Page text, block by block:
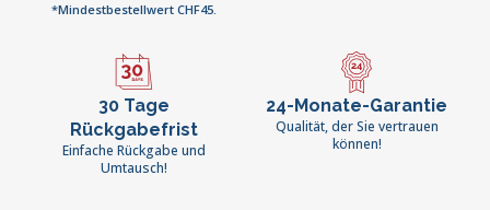
*Mindestbestellwert CHF45.
30 Tage
Rückgabefrist
Einfache Rückgabe und
Umtausch!
24-Monate-Garantie
Qualität, der Sie vertrauen
können!